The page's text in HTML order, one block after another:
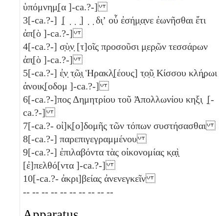
ὑπόμνημ̣[α ]-ca.?-]
3[-ca.?-] ̣[ ̣ ̣ ̣] ̣ ̣ δι̣ʼ οὗ ἐσήμ̣α̣νε ἐωνῆσθαι ἔτι
ἀπ[ὸ ]-ca.?-]
4[-ca.?-] σ̣ὺ̣ν̣ [τ]οῖς προσοῦσι μ̣ερ̣ῶν τεσσάρων
ἀπ̣[ὸ ]-ca.?-]
5[-ca.?-] ἐ̣ν̣ τ̣ῶ̣ι̣ Ἡρακλ̣[έους] τ̣ο̣ῦ̣ Κίσσου κλή̣ρωι
ἀνοικ̣[οδομ ]-ca.?-]
6[-ca.?-]πος Δημητρίου τοῦ Ἀπολλωνίου κηξι̣ ̣[-
ca.?-]
7[-ca.?- οἰ]κ̣[ο]δομῆς τῶν τόπων συστήσασθαι
8[-ca.?-] παρεπιγεγραμμένου
9[-ca.?-] ἐπιλαβόντα τὰς οἰκονομίας κ̣α̣ὶ̣
[ἐ]πελθό[ντα ]-ca.?-]
10[-ca.?- ἀκρι]βείας ἀνενεγκεῖν
-- -- -- -- -- -- -- -- -- --